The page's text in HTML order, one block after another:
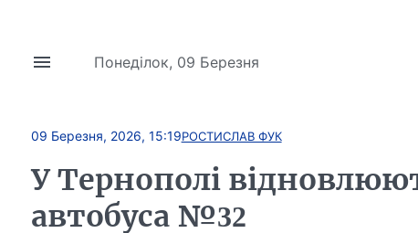
Понеділок, 09 Березня
09 Березня, 2026, 15:19РОСТИСЛАВ ФУК
У Тернополі
автобуса №32